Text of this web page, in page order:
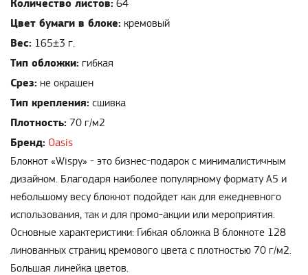
Количество листов: 64
Цвет бумаги в блоке: кремовый
Вес: 165±3 г.
Тип обложки: гибкая
Срез: не окрашен
Тип крепления: сшивка
Плотность: 70 г/м2
Бренд: Oasis
Блокнот «Wispy» - это бизнес-подарок с минималистичным
дизайном. Благодаря наиболее популярному формату А5 и
небольшому весу блокнот подойдет как для ежедневного
использования, так и для промо-акции или мероприятия.
Основные характеристики: Гибкая обложка В блокноте 128
линованных страниц кремового цвета с плотностью 70 г/м2.
Большая линейка цветов.